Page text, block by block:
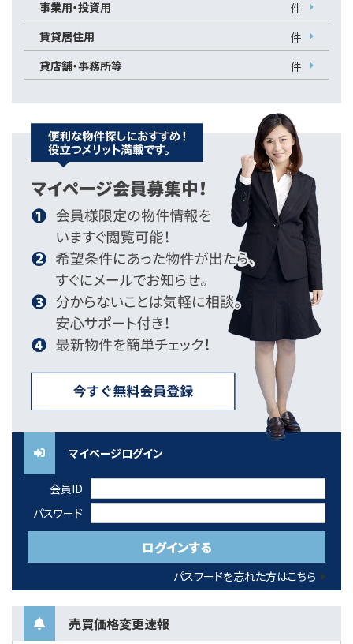
事業用・投資用
件
賃貸居住用
件
貸店舗・事務所等
件
マイページログイン
会員ID
パスワード
パスワードを忘れた方はこちら
売買価格変更速報